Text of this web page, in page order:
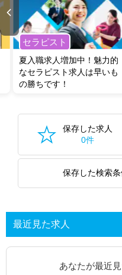
セラピスト
夏入職求人増加中！魅力的
なセラピスト求人は早いも
の勝ちです！
保存した求人
0件
保存した検索
最近見た求人
あなたが最近